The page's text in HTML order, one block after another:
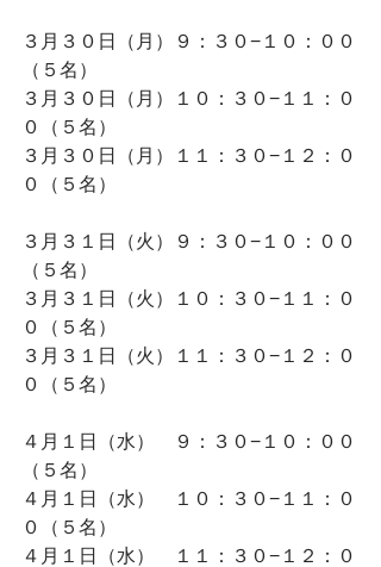
３月３０日（月）９：３０−１０：００
（５名）
３月３０日（月）１０：３０−１１：０
０（５名）
３月３０日（月）１１：３０−１２：０
０（５名）
３月３１日（火）
９：３０−１０：００
（５名）
３月３１日（火）１０：３０−１１：０
０（５名）
３月３１日（火）１１：３０−１２：０
０（５名）
４月１日（水）
９：３０−１０：００
（５名）
４月１日（水）　１０：３０−１１：０
０（５名）
４月１日（水）　１１：３０−１２：０